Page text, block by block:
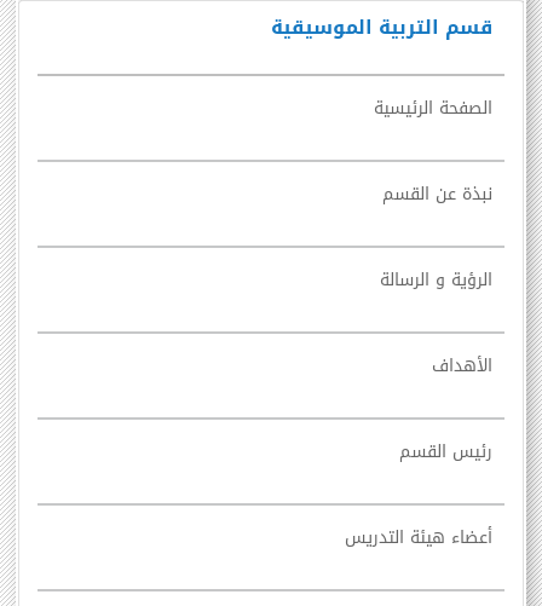
قسم التربية الموسيقية
الصفحة الرئيسية
نبذة عن القسم
الرؤية و الرسالة
الأهداف
رئيس القسم
أعضاء هيئة التدريس